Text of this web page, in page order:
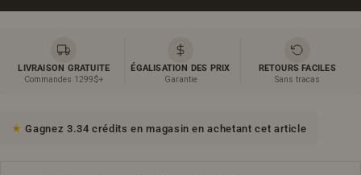
LIVRAISON GRATUITE
Commandes 1299$+
ÉGALISATION DES PRIX
Garantie
RETOURS FACILES
Sans tracas
Gagnez 3.34 crédits en magasin en achetant cet article